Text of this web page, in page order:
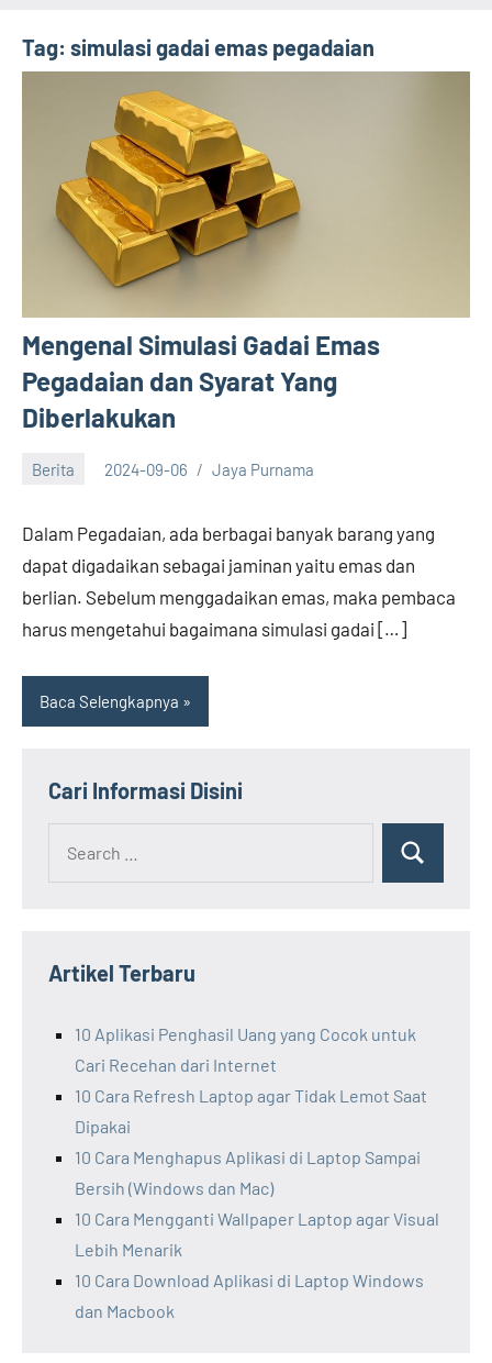
Tag: simulasi gadai emas pegadaian
Mengenal Simulasi Gadai Emas
Pegadaian dan Syarat Yang
Diberlakukan
Berita 2024-09-06 Jaya Purnama
Dalam Pegadaian, ada berbagai banyak barang yang
dapat digadaikan sebagai jaminan yaitu emas dan
berlian. Sebelum menggadaikan emas, maka pembaca
harus mengetahui bagaimana simulasi gadai […]
Baca Selengkapnya
Cari Informasi Disini
Search
Artikel Terbaru
10 Aplikasi Penghasil Uang yang Cocok untuk
Cari Recehan dari Internet
10 Cara Refresh Laptop agar Tidak Lemot Saat
Dipakai
10 Cara Menghapus Aplikasi di Laptop Sampai
Bersih (Windows dan Mac)
10 Cara Mengganti Wallpaper Laptop agar Visual
Lebih Menarik
10 Cara Download Aplikasi di Laptop Windows
dan Macbook